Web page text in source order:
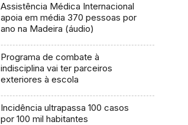
Assistência Médica Internacional
apoia em média 370 pessoas por
ano na Madeira (áudio)
Programa de combate à
indisciplina vai ter parceiros
exteriores à escola
Incidência ultrapassa 100 casos
por 100 mil habitantes